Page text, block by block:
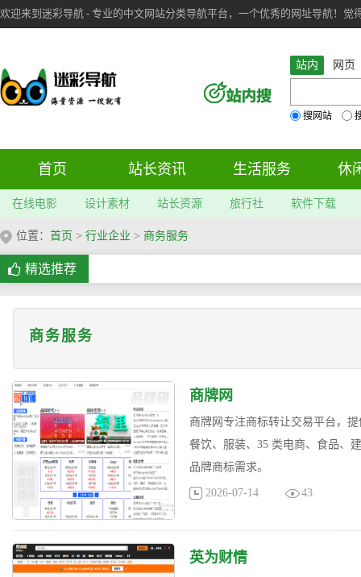
欢迎来到迷彩导航 - 专业的中文网站分类导航平台，一个优秀的网址导航！觉
站内 网页
搜网站
首页 站长资讯 生活服务 休
在线电影 设计素材 站长资源 旅行社 软件下载
位置： 首页 > 行业企业 > 商务服务
精选推荐
商务服务
商牌网
商牌网专注商标转让交易平台，
餐饮、服装、35 类电商、食品、
品牌商标需求。
2026-07-14 43
英为财情